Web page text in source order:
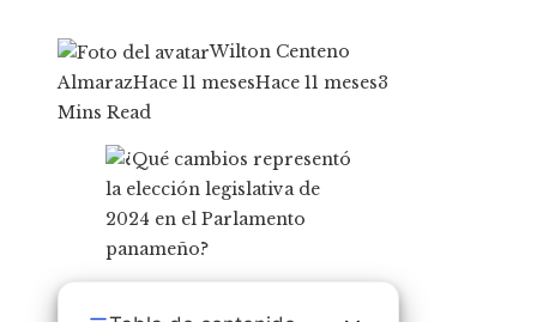
Wilton Centeno
AlmarazHace 11 mesesHace 11 meses3
Mins Read